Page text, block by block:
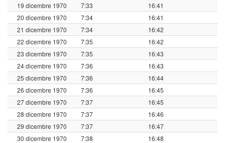
19 dicembre 1970
7:33
16:41
20 dicembre 1970
7:34
16:41
21 dicembre 1970
7:34
16:42
22 dicembre 1970
7:35
16:42
23 dicembre 1970
7:35
16:43
24 dicembre 1970
7:36
16:43
25 dicembre 1970
7:36
16:44
26 dicembre 1970
7:36
16:45
27 dicembre 1970
7:37
16:45
28 dicembre 1970
7:37
16:46
29 dicembre 1970
7:37
16:47
30 dicembre 1970
7:38
16:48